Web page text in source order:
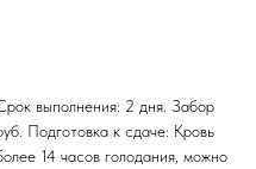
выполнения: 2 дня. Забор
Подготовка к сдаче: Кровь
14 часов голодания, можно